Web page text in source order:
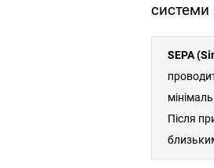
системи
SEPA
Після